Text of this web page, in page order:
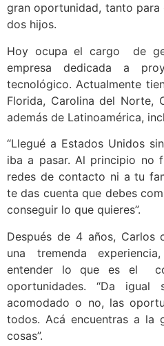
gran oportunidad, tanto para
dos hijos.
Hoy ocupa el cargo de
empresa dedicada a
tecnológico. Actualmente
Florida, Carolina del Norte,
además de Latinoamérica,
“Llegué a Estados Unidos
iba a pasar. Al principio no
redes de contacto ni a tu
te das cuenta que debes
conseguir lo que quieres”.
Después de 4 años, Carlos
una tremenda
entender lo que es el
oportunidades. “Da
acomodado o no, las
todos. Acá encuentras a la
cosas”.